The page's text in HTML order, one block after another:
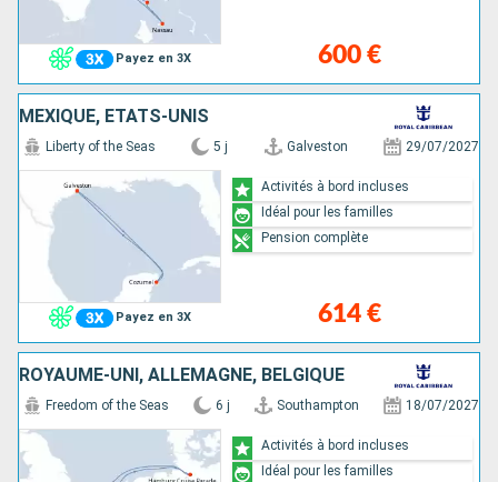
Payez en 3X 600 €
MEXIQUE, ÉTATS-UNIS
Payez en 3X
Liberty of the Seas 5 j Galveston 29/07/2027
614 €
Activités à bord incluses
Idéal pour les familles
Pension complète
ROYAUME-UNI, ALLEMAGNE, BELGIQUE
Freedom of the Seas 6 j Southampton 18/07/2027
Activités à bord incluses
Idéal pour les familles